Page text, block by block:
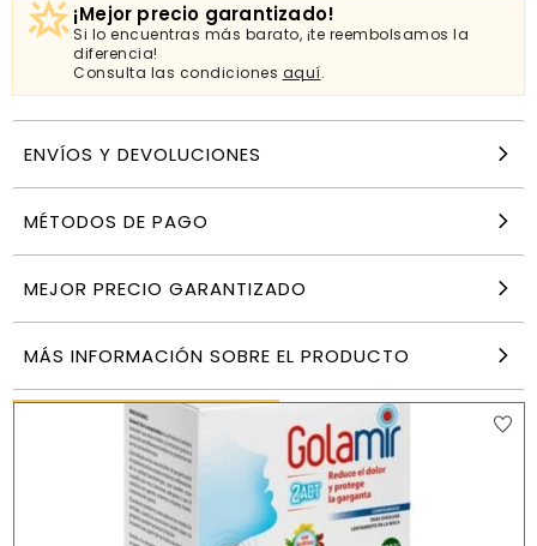
¡Mejor precio garantizado!
Si lo encuentras más barato, ¡te reembolsamos la
diferencia!
Consulta las condiciones aquí.
ENVÍOS Y DEVOLUCIONES
MÉTODOS DE PAGO
MEJOR PRECIO GARANTIZADO
MÁS INFORMACIÓN SOBRE EL PRODUCTO
Pileje
13,90€
AÑADIR
PRODUCTOS SIMILARES